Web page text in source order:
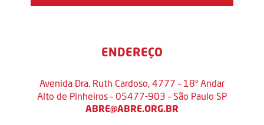
ENDEREÇO
Avenida Dra. Ruth Cardoso, 4777 – 18º Andar
Alto de Pinheiros – 05477-903 – São Paulo SP
ABRE@ABRE.ORG.BR